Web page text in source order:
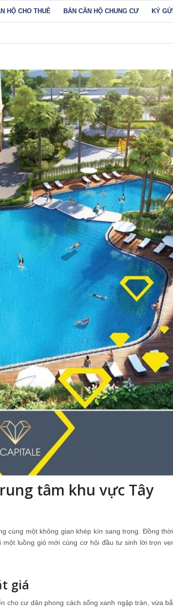
HỘ CHO THUÊ BÁN CĂN HỘ CHUNG CƯ KÝ
tâm khu vực Tây
cùng một không gian khép kín sang trọng. Đồng
luồng gió mới cùng cơ hội đầu tư sinh lời trọn
giá
cho cư dân phong cách sống xanh ngập tràn, vừa